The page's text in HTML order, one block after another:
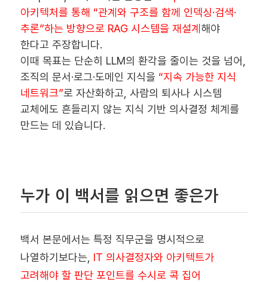
아키텍처를 통해 “관계와 구조를 함께 인덱싱·검색·
추론”하는 방향으로 RAG 시스템을 재설계 해야
한다고 주장합니다.
이때 목표는 단순히 LLM의 환각을 줄이는 것을 넘어,
조직의 문서·로그·도메인 지식을 “지속 가능한 지식
네트워크”로 자산화하고, 사람의 퇴사나 시스템
교체에도 흔들리지 않는 지식 기반 의사결정 체계를
만드는 데 있습니다.
누가 이 백서를 읽으면 좋은가
백서 본문에서는 특정 직무군을 명시적으로
나열하기보다는, IT 의사결정자와 아키텍트가
고려해야 할 판단 포인트를 수시로 콕 집어